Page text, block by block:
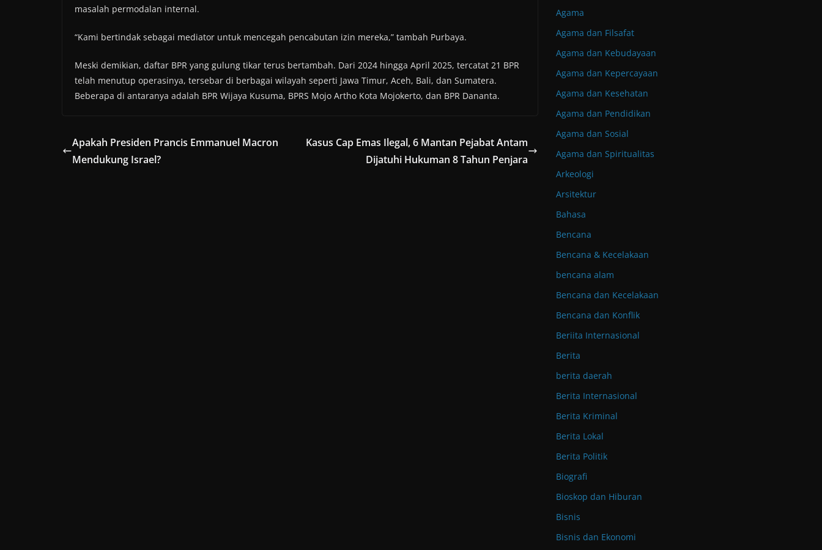
masalah permodalan internal.
“Kami bertindak sebagai mediator untuk mencegah pencabutan izin mereka,” tambah Purbaya.
Meski demikian, daftar BPR yang gulung tikar terus bertambah. Dari 2024 hingga April 2025, tercatat 21 BPR
telah menutup operasinya, tersebar di berbagai wilayah seperti Jawa Timur, Aceh, Bali, dan Sumatera.
Beberapa di antaranya adalah BPR Wijaya Kusuma, BPRS Mojo Artho Kota Mojokerto, dan BPR Dananta.
Apakah Presiden Prancis Emmanuel Macron
Mendukung Israel?
Kasus Cap Emas Ilegal, 6 Mantan Pejabat Antam
Dijatuhi Hukuman 8 Tahun Penjara
Agama
Agama dan Filsafat
Agama dan Kebudayaan
Agama dan Kepercayaan
Agama dan Kesehatan
Agama dan Pendidikan
Agama dan Sosial
Agama dan Spiritualitas
Arkeologi
Arsitektur
Bahasa
Bencana
Bencana & Kecelakaan
bencana alam
Bencana dan Kecelakaan
Bencana dan Konflik
Beriita Internasional
Berita
berita daerah
Berita Internasional
Berita Kriminal
Berita Lokal
Berita Politik
Biografi
Bioskop dan Hiburan
Bisnis
Bisnis dan Ekonomi